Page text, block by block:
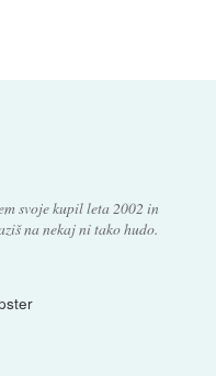
svoje kupil leta 2002 in
na nekaj ni tako hudo.